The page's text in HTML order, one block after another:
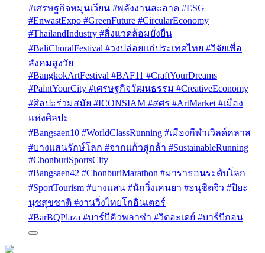
#เศรษฐกิจหมุนเวียน #พลังงานสะอาด #ESG
#EnwastExpo #GreenFuture #CircularEconomy
#ThailandIndustry #สิ่งแวดล้อมยั่งยืน
#BaliChoralFestival #วงปล่อยแก่ประเทศไทย #วิจัยเพื่อ
สังคมสูงวัย
#BangkokArtFestival #BAF11 #CraftYourDreams
#PaintYourCity #เศรษฐกิจวัฒนธรรม #CreativeEconomy
#ศิลปะร่วมสมัย #ICONSIAM #สศร #ArtMarket #เมือง
แห่งศิลปะ
#Bangsaen10 #WorldClassRunning #เมืองกีฬาเวิลด์คลาส
#บางแสนรักษ์โลก #จากแก้วสู่กล้า #SustainableRunning
#ChonburiSportsCity
#Bangsaen42 #ChonburiMarathon #มาราธอนระดับโลก
#SportTourism #บางแสน #นักวิ่งเคนยา #อนุชิตจิว #ปิยะ
นุชสุขชาติ #งานวิ่งไทยโกอินเตอร์
#BarBQPlaza #บาร์บีคิวพลาซ่า #วิตอะเดย์ #บาร์บีกอน